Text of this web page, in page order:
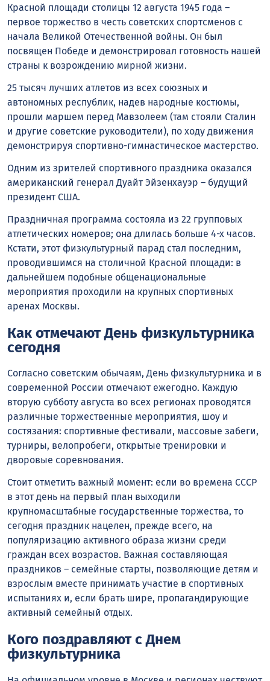
Красной площади столицы 12 августа 1945 года –
первое торжество в честь советских спортсменов с
начала Великой Отечественной войны. Он был
посвящен Победе и демонстрировал готовность нашей
страны к возрождению мирной жизни.
25 тысяч лучших атлетов из всех союзных и
автономных республик, надев народные костюмы,
прошли маршем перед Мавзолеем (там стояли Сталин
и другие советские руководители), по ходу движения
демонстрируя спортивно-гимнастическое мастерство.
Одним из зрителей спортивного праздника оказался
американский генерал Дуайт Эйзенхауэр – будущий
президент США.
Праздничная программа состояла из 22 групповых
атлетических номеров; она длилась больше 4-х часов.
Кстати, этот физкультурный парад стал последним,
проводившимся на столичной Красной площади: в
дальнейшем подобные общенациональные
мероприятия проходили на крупных спортивных
аренах Москвы.
Как отмечают День физкультурника
сегодня
Согласно советским обычаям, День физкультурника и в
современной России отмечают ежегодно. Каждую
вторую субботу августа во всех регионах проводятся
различные торжественные мероприятия, шоу и
состязания: спортивные фестивали, массовые забеги,
турниры, велопробеги, открытые тренировки и
дворовые соревнования.
Стоит отметить важный момент: если во времена СССР
в этот день на первый план выходили
крупномасштабные государственные торжества, то
сегодня праздник нацелен, прежде всего, на
популяризацию активного образа жизни среди
граждан всех возрастов. Важная составляющая
праздников – семейные старты, позволяющие детям и
взрослым вместе принимать участие в спортивных
испытаниях и, если брать шире, пропагандирующие
активный семейный отдых.
Кого поздравляют с Днем
физкультурника